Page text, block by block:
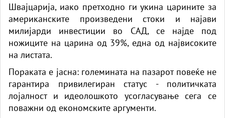
Швајцарија, иако претходно ги укина царините за
американските произведени стоки и најави
милијарди инвестиции во САД, се најде под
ножиците на царина од 39%, една од највисоките
на листата.
Пораката е јасна: големината на пазарот повеќе не
гарантира привилегиран статус - политичката
лојалност и идеолошкото усогласување сега се
поважни од економските аргументи.